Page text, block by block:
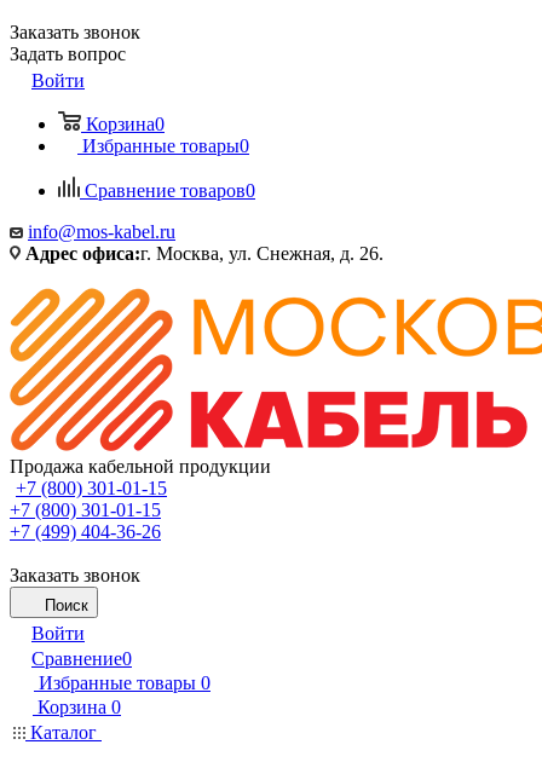
Заказать звонок
Задать вопрос
Войти
Корзина0
Избранные товары0
Сравнение товаров0
info@mos-kabel.ru
Адрес офиса:г. Москва, ул. Снежная, д. 26.
Продажа кабельной продукции
+7 (800) 301-01-15
+7 (800) 301-01-15
+7 (499) 404-36-26
Заказать звонок
Поиск
Войти
Сравнение0
Избранные товары 0
Корзина 0
Каталог